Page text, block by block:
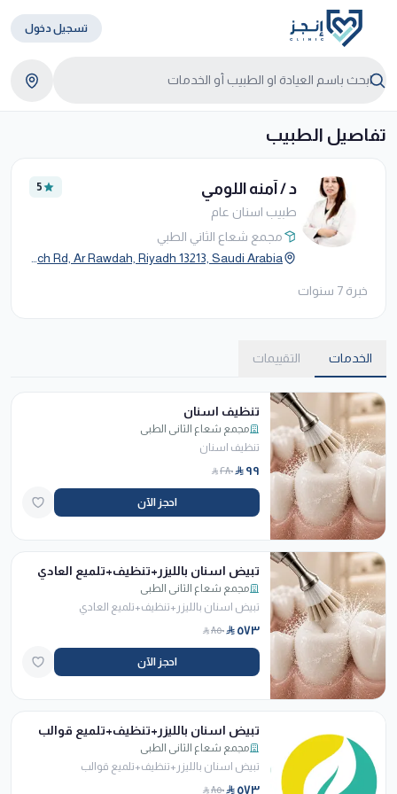
تسجيل دخول
تفاصيل الطبيب
د / آمنه اللومي
طبيب اسنان عام
5
مجمع شعاع الثاني الطبي
خبرة 7 سنوات
الخدمات التقييمات
تنظيف اسنان
مجمع شعاع الثاني الطبي
تنظيف اسنان
٩٩ ٢٨٠
احجز الآن
تبيض اسنان بالليزر+تنظيف+تلميع العادي
مجمع شعاع الثاني الطبي
تبيض اسنان بالليزر+تنظيف+تلميع العادي
٥٧٣ ٨٥٠
احجز الآن
تبيض اسنان بالليزر+تنظيف+تلميع قوالب
مجمع شعاع الثاني الطبي
تبيض اسنان بالليزر+تنظيف+تلميع قوالب
٥٧٣ ٨٥٠